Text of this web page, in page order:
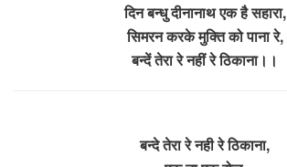
दिन बन्धु दीनानाथ एक है सहारा,
सिमरन करके मुक्ति को पाना रे,
बन्दें तेरा रे नहीं रे ठिकाना।।
बन्दे तेरा रे नही रे ठिकाना,